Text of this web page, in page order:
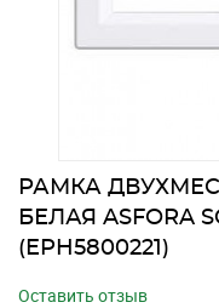
РАМКА
БЕЛАЯ ASFORA
(EPH5800221)
Оставить отзыв